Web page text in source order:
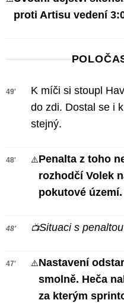
proti Artisu vedení
49'
K míči si stoupl
do zdi. Dostal se i
stejný.
48' ⚠️Penalta z toho
rozhodčí Volek
pokutové území.
48' 📺Situaci s
47' ⚠️Nastavení
smolně. Heča
za kterým